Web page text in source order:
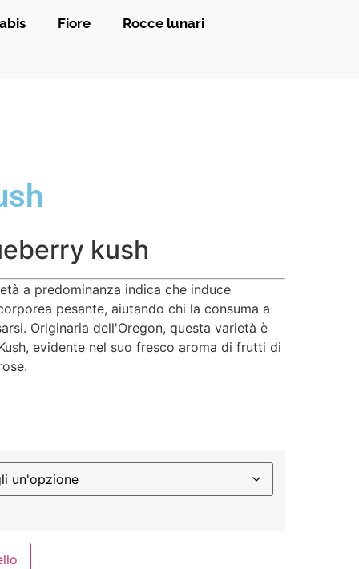
Fiore Rocce lunari
kush
a predominanza indica che induce
pesante, aiutando chi la consuma a
Originaria dell'Oregon, questa varietà è
evidente nel suo fresco aroma di frutti di